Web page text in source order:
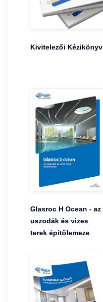
Kivitelezői Kézikönyv
Glasroc H Ocean - az
uszodák és vizes
terek építőlemeze